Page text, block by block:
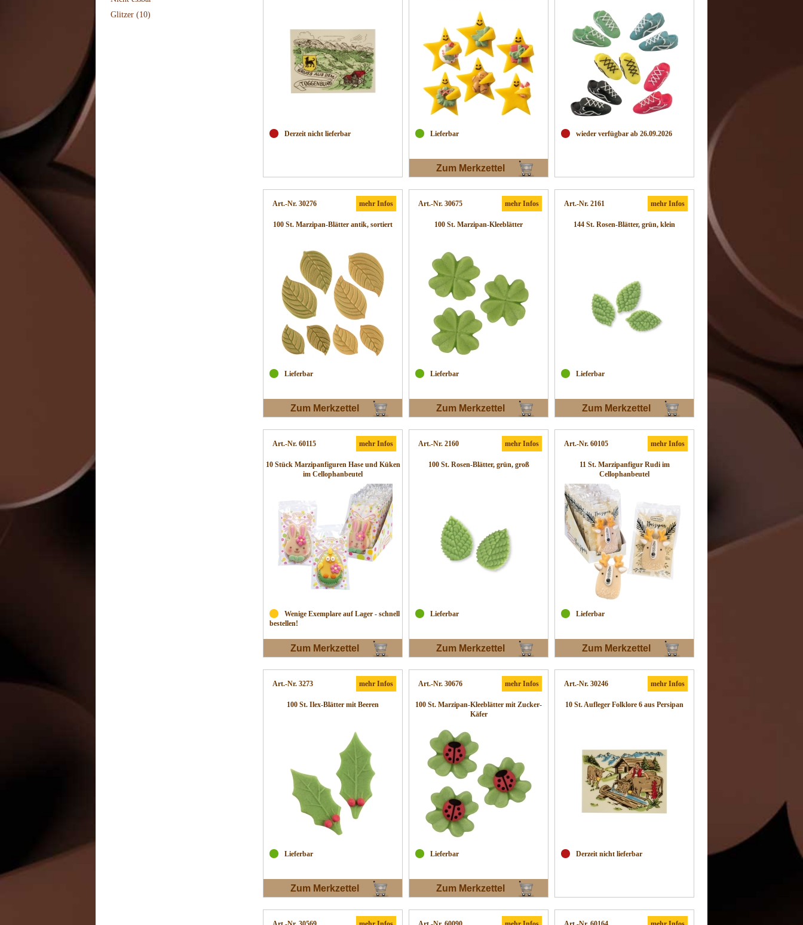
Glitzer (10)
Derzeit nicht lieferbar Lieferbar
Zum Merkzettel
wieder verfügbar ab 26.09.2026
Art.-Nr. 30276 mehr Infos
100 St. Marzipan-Blätter antik, sortiert
Lieferbar
Zum Merkzettel
Art.-Nr. 30675 mehr Infos
100 St. Marzipan-Kleeblätter
Lieferbar
Zum Merkzettel
Art.-Nr. 2161 mehr Infos
144 St. Rosen-Blätter, grün, klein
Lieferbar
Zum Merkzettel
Art.-Nr. 60115 mehr Infos
10 Stück Marzipanfiguren Hase und Küken
im Cellophanbeutel
Wenige Exemplare auf Lager - schnell
bestellen!
Zum Merkzettel
Art.-Nr. 2160 mehr Infos
100 St. Rosen-Blätter, grün, groß
Lieferbar
Zum Merkzettel
Art.-Nr. 60105 mehr Infos
11 St. Marzipanfigur Rudi im
Cellophanbeutel
Lieferbar
Zum Merkzettel
Art.-Nr. 3273 mehr Infos
100 St. Ilex-Blätter mit Beeren
Lieferbar
Zum Merkzettel
Art.-Nr. 30676 mehr Infos
100 St. Marzipan-Kleeblätter mit Zucker-
Käfer
Lieferbar
Zum Merkzettel
Art.-Nr. 30246 mehr Infos
10 St. Aufleger Folklore 6 aus Persipan
Derzeit nicht lieferbar